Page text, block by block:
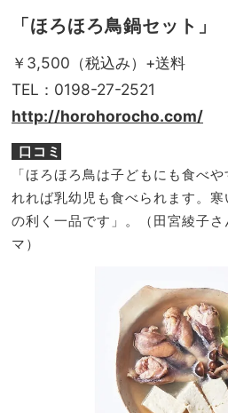
「ほろほろ鳥鍋セット」
￥3,500（税込み）+送料
TEL：0198-27-2521
http://horohorocho.com/
口コミ
「ほろほろ鳥は子どもにも食べ
れれば乳幼児も食べられます。
の利く一品です」。（ 田宮綾子
マ）